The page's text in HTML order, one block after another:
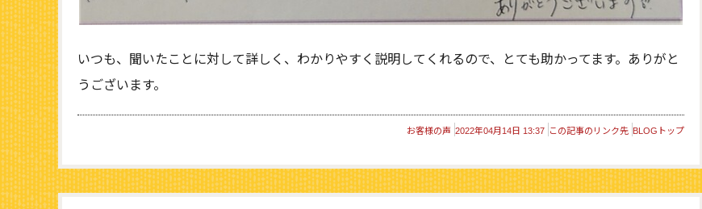
いつも、聞いたことに対して詳しく、わかりやすく説明してくれるので、とても助かってます。ありがと
うございます。
お客様の声 2022年04月14日 13:37 この記事のリンク先 BLOGトップ